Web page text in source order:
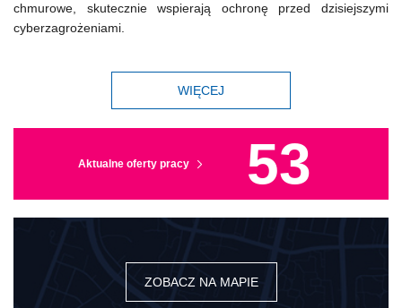
Aktualne oferty pracy 53
ZOBACZ NA MAPIE
chmurowe, skutecznie wspierają ochronę przed dzisiejszymi
cyberzagrożeniami.
WIĘCEJ